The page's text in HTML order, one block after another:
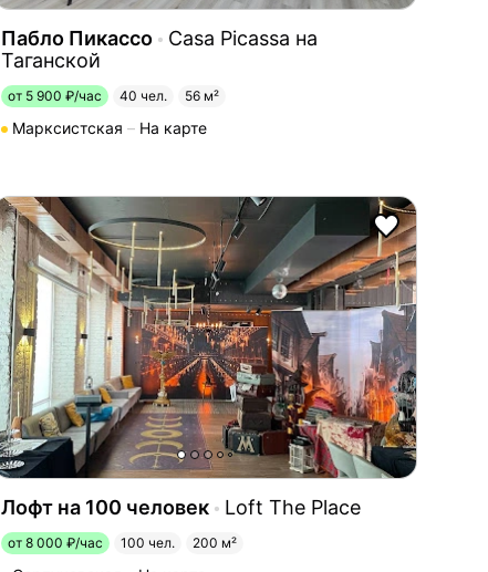
Пабло Пикассо
Casa Picassa на
Таганской
от 5 900 ₽/час 40 чел. 56 м²
Марксистская На карте
Лофт на 100 человек Loft The Place
от 8 000 ₽/час 100 чел. 200 м²